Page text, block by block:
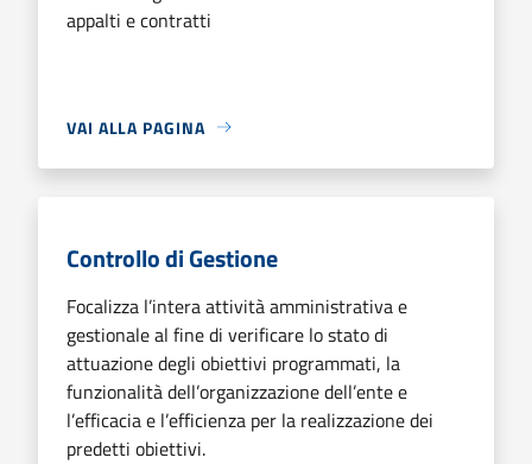
appalti e contratti
VAI ALLA PAGINA
Controllo di Gestione
Focalizza l’intera attività amministrativa e
gestionale al fine di verificare lo stato di
attuazione degli obiettivi programmati, la
funzionalità dell’organizzazione dell’ente e
l’efficacia e l’efficienza per la realizzazione dei
predetti obiettivi.